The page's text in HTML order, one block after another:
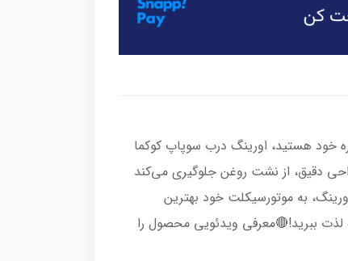
خود هستید، اورینگ درب سوپاپ کوکما
دقیق، از نشت روغن جلوگیری می‌کند
به موتورسیکلت خود بهترین
لذت ببرید!🔴معرفی ویدئویی محصول را